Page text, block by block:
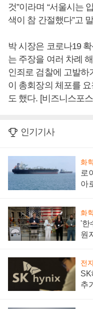
것”이라며 “서울시는
색이 참 간절했다”고
박 시장은 코로나19
는 주장을 여러 차례
인죄로 검찰에 고발하
이 총회장의 체포를
도 했다. [비즈니스포
인기기사
화
로
아
화
'한
원
전
SK
추